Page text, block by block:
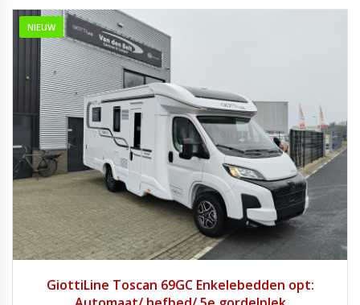
NIEUW
GiottiLine Toscan 69GC Enkelebedden opt: